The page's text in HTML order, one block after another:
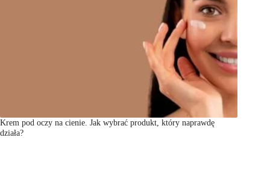
Krem pod oczy na cienie. Jak wybrać produkt, który naprawdę
działa?